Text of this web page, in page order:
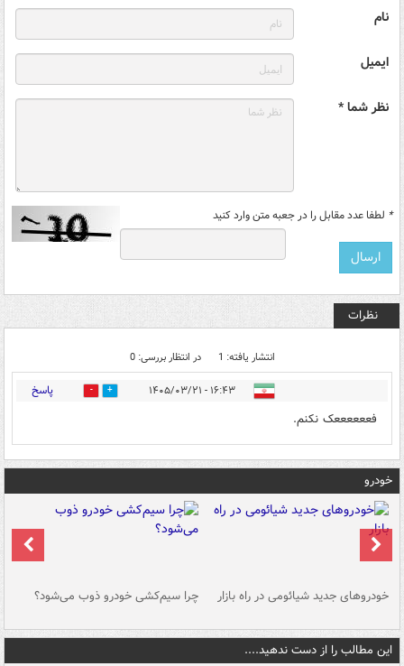
نام
ایمیل
نظر شما *
* لطفا عدد مقابل را در جعبه متن وارد کنید
نظرات
انتشار یافته: 1 در انتظار بررسی: 0
۱۶:۴۳ - ۱۴۰۵/۰۳/۲۱ 0 پاسخ
فععععععک نکنم.
خودرو
خودروهای جدید شیائومی در راه بازار چرا سیم‌کشی خودرو ذوب می‌شود؟
این مطالب را از دست ندهید....